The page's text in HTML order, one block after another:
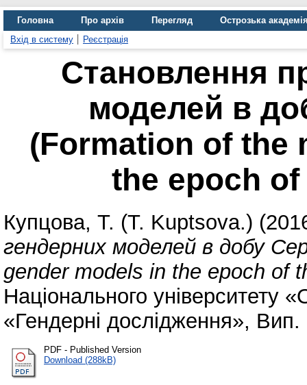
Головна Про архів Перегляд
Острозька
Вхід в систему
Реєстрація
Становлення
моделей в
(Formation of the
the epoch
Купцова, Т. (T. Kuptsova.)
гендерних моделей в добу
gender models in the epoch of
Національного університету
«Гендерні дослідження»,
PDF - Published Version
Download (288kB)